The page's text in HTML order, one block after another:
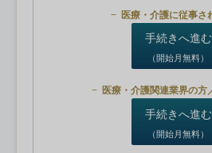
医療・介護に従事さ
手続きへ進む
（開始月無料）
医療・介護関連業界の方
手続きへ進む
（開始月無料）